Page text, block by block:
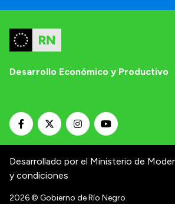
Desarrollo Económico y Productivo
Desarrollado por el Ministerio de
y condiciones
2026© Gobierno de Río Negro